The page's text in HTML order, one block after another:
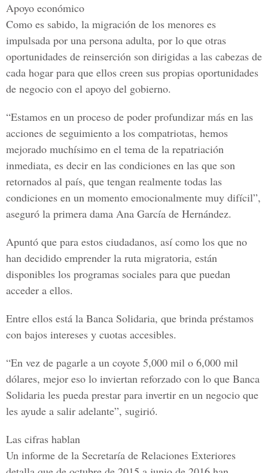
Apoyo económico
Como es sabido, la migración de los menores es
impulsada por una persona adulta, por lo que otras
oportunidades de reinserción son dirigidas a las cabezas de
cada hogar para que ellos creen sus propias oportunidades
de negocio con el apoyo del gobierno.
“Estamos en un proceso de poder profundizar más en las
acciones de seguimiento a los compatriotas, hemos
mejorado muchísimo en el tema de la repatriación
inmediata, es decir en las condiciones en las que son
retornados al país, que tengan realmente todas las
condiciones en un momento emocionalmente muy difícil”,
aseguró la primera dama Ana García de Hernández.
Apuntó que para estos ciudadanos, así como los que no
han decidido emprender la ruta migratoria, están
disponibles los programas sociales para que puedan
acceder a ellos.
Entre ellos está la Banca Solidaria, que brinda préstamos
con bajos intereses y cuotas accesibles.
“En vez de pagarle a un coyote 5,000 mil o 6,000 mil
dólares, mejor eso lo inviertan reforzado con lo que Banca
Solidaria les pueda prestar para invertir en un negocio que
les ayude a salir adelante”, sugirió.
Las cifras hablan
Un informe de la Secretaría de Relaciones Exteriores